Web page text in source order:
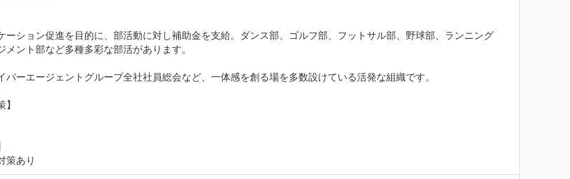
ーション促進を目的に、部活動に対し補助金を支給。ダンス部、ゴルフ部、フットサル部、野球部、ランニング
メント部など多種多彩な部活があります。
バーエージェントグループ全社社員総会など、一体感を創る場を多数設けている活発な組織です。
策あり